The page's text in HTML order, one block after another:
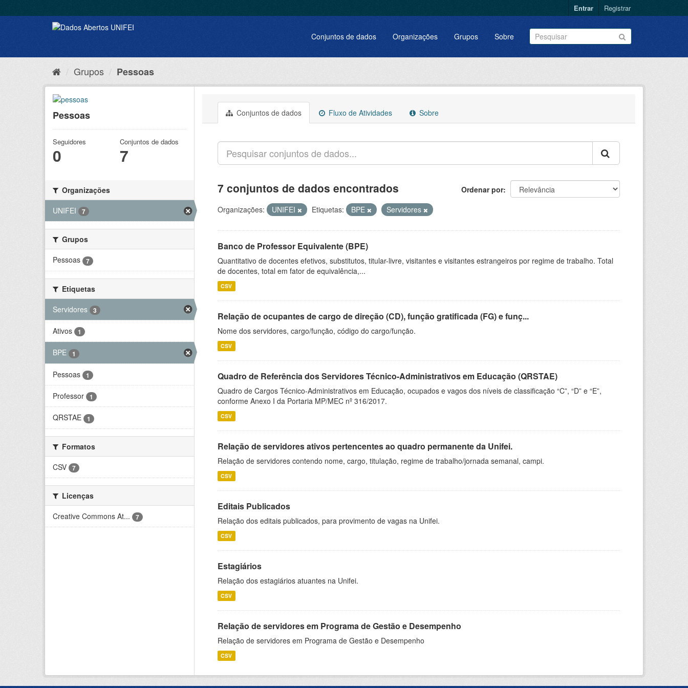
Entrar Registrar
Conjuntos de dados Organizações Grupos Sobre
Grupos Pessoas
Pessoas
Seguidores
0
Conjuntos de dados
7
Organizações
UNIFEI
7
Grupos
Pessoas
7
Etiquetas
Servidores
3
Ativos 1
BPE 1
Pessoas 1
Professor 1
QRSTAE 1
Formatos
CSV
7
Licenças
Creative Commons At...
7
Conjuntos de dados Fluxo de Atividades Sobre
Ordenar por
7 conjuntos de dados encontrados
Organizações: UNIFEI Etiquetas: BPE Servidores
Banco de Professor Equivalente (BPE)
Quantitativo de docentes efetivos, substitutos, titular-livre, visitantes e visitantes estrangeiros por regime de trabalho. Total
de docentes, total em fator de equivalência,...
CSV
Relação de ocupantes de cargo de direção (CD), função gratificada (FG) e funç...
Nome dos servidores, cargo/função, código do cargo/função.
CSV
Quadro de Referência dos Servidores Técnico-Administrativos em Educação (QRSTAE)
Quadro de Cargos Técnico-Administrativos em Educação, ocupados e vagos dos níveis de classificação “C”, “D” e “E”,
conforme Anexo I da Portaria MP/MEC nº 316/2017.
CSV
Relação de servidores ativos pertencentes ao quadro permanente da Unifei.
Relação de servidores contendo nome, cargo, titulação, regime de trabalho/jornada semanal, campi.
CSV
Editais Publicados
Relação dos editais publicados, para provimento de vagas na Unifei.
CSV
Estagiários
Relação dos estagiários atuantes na Unifei.
CSV
Relação de servidores em Programa de Gestão e Desempenho
Relação de servidores em Programa de Gestão e Desempenho
CSV